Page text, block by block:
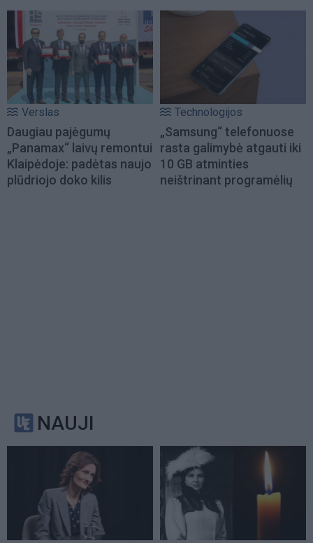
Verslas
Daugiau pajėgumų
„Panamax“ laivų remontui
Klaipėdoje: padėtas naujo
plūdriojo doko kilis
Technologijos
„Samsung“ telefonuose
rasta galimybė atgauti iki
10 GB atminties
neištrinant programėlių
NAUJI